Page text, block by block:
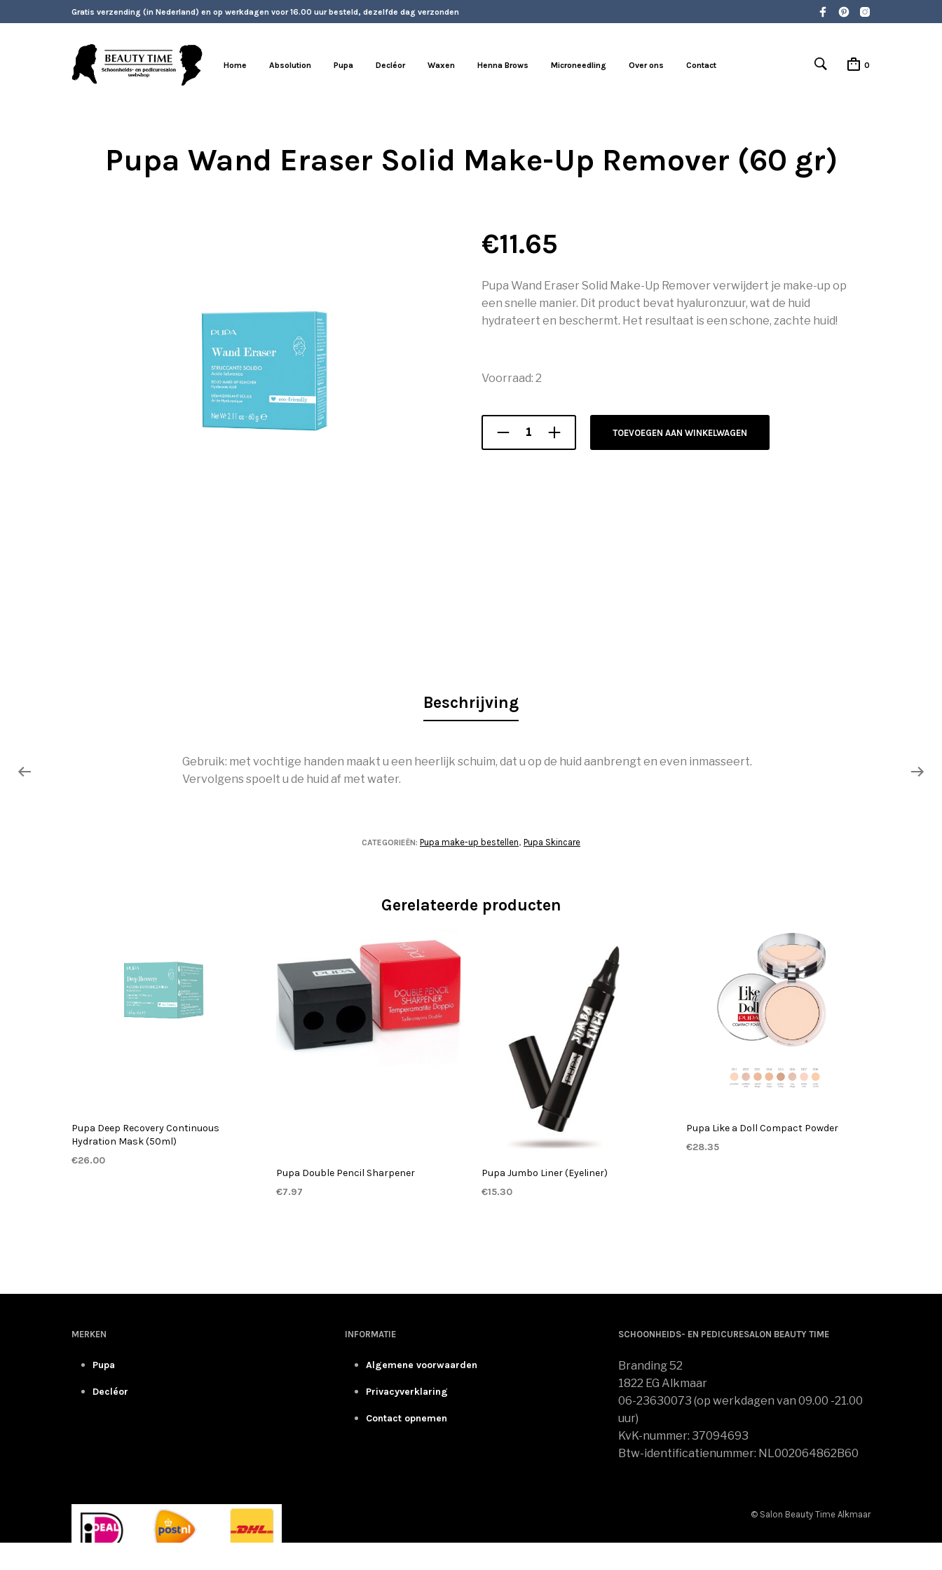
Gratis verzending (in Nederland) en op werkdagen voor 16.00 uur besteld, dezelfde dag verzonden
Home Absolution Pupa Decléor Waxen Henna Brows Microneedling Over ons Contact 0
Pupa Wand Eraser Solid Make-Up Remover (60 gr)
€11.65
Pupa Wand Eraser Solid Make-Up Remover verwijdert je make-up op
een snelle manier. Dit product bevat hyaluronzuur, wat de huid
hydrateert en beschermt. Het resultaat is een schone, zachte huid!
Voorraad: 2
TOEVOEGEN AAN WINKELWAGEN
Beschrijving
Gebruik: met vochtige handen maakt u een heerlijk schuim, dat u op de huid aanbrengt en even inmasseert.
Vervolgens spoelt u de huid af met water.
CATEGORIEËN: Pupa make-up bestellen, Pupa Skincare
Gerelateerde producten
Pupa Deep Recovery Continuous
Hydration Mask (50ml)
€26.00
Pupa Double Pencil Sharpener
€7.97
Pupa Jumbo Liner (Eyeliner)
€15.30
Pupa Like a Doll Compact Powder
€28.35
gekozen
de
MERKEN
Pupa
Decléor
INFORMATIE
Algemene voorwaarden
Privacyverklaring
Contact opnemen
SCHOONHEIDS- EN PEDICURESALON BEAUTY TIME
Branding 52
1822 EG Alkmaar
06-23630073 (op werkdagen van 09.00 -21.00
uur)
KvK-nummer: 37094693
Btw-identificatienummer: NL002064862B60
© Salon Beauty Time Alkmaar